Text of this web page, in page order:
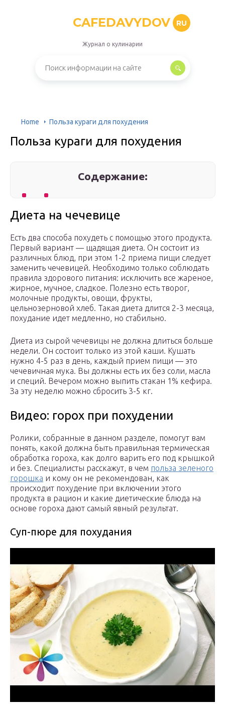
CAFEDAVYDOV RU
Журнал о кулинарии
Home Польза кураги для похудения
Польза кураги для похудения
Содержание:
Диета на чечевице
Есть два способа похудеть с помощью этого продукта.
Первый вариант — щадящая диета. Он состоит из
различных блюд, при этом 1-2 приема пищи следует
заменить чечевицей. Необходимо только соблюдать
правила здорового питания: исключить все жареное,
жирное, мучное, сладкое. Полезно есть творог,
молочные продукты, овощи, фрукты,
цельнозерновой хлеб. Такая диета длится 2-3 месяца,
похудание идет медленно, но стабильно.
Диета из сырой чечевицы не должна длиться больше
недели. Он состоит только из этой каши. Кушать
нужно 4-5 раз в день, каждый прием пищи — это
чечевичная мука. Вы должны есть их без соли, масла
и специй. Вечером можно выпить стакан 1% кефира.
За эту неделю можно сбросить 3-5 кг.
Видео: горох при похудении
Ролики, собранные в данном разделе, помогут вам
понять, какой должна быть правильная термическая
обработка гороха, как долго варить его под крышкой
и без. Специалисты расскажут, в чем польза зеленого
горошка и кому он не рекомендован, как
происходит похудение при включении этого
продукта в рацион и какие диетические блюда на
основе гороха дают самый явный результат.
Суп-пюре для похудания